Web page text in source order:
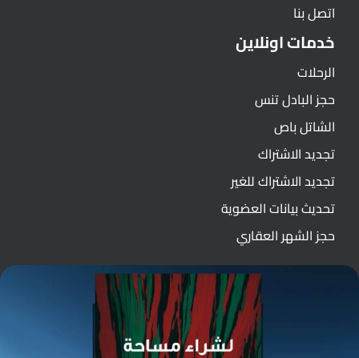
اتصل بنا
خدمات اونلاين
الرحلات
حجز البادل تنس
الشاتل باص
تجديد الاشتراك
تجديد الاشتراك للغير
تحديث بيانات العضوية
حجز الشهر العقاري